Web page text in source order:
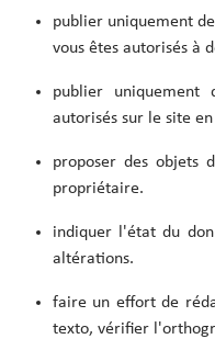
publier uniquement
vous êtes autorisés à
publier uniquement
autorisés sur le site
proposer des objets
propriétaire.
indiquer l'état du
altérations.
faire un effort de
texto, vérifier